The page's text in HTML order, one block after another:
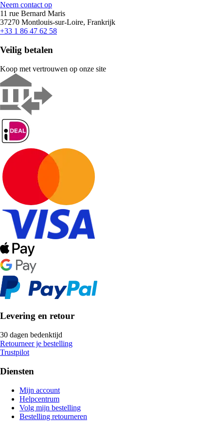
Neem contact op
11 rue Bernard Maris
37270 Montlouis-sur-Loire, Frankrijk
+33 1 86 47 62 58
Veilig betalen
Koop met vertrouwen op onze site
Levering en retour
30 dagen bedenktijd
Retourneer je bestelling
Trustpilot
Diensten
Mijn account
Helpcentrum
Volg mijn bestelling
Bestelling retourneren